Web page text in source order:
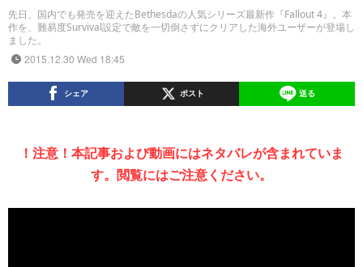
先日、国内でも発売を迎えたBethesdaの人気シリーズ最新作『Fallout 4』。本
作を、難易度Survival設定で敵を一切倒さずにクリアした海外ユーザーが登場し
ました。
2015.12.30 Wed 18:45
シェア ポスト 送る
！注意！本記事および動画にはネタバレが含まれていま
す。閲覧にはご注意ください。